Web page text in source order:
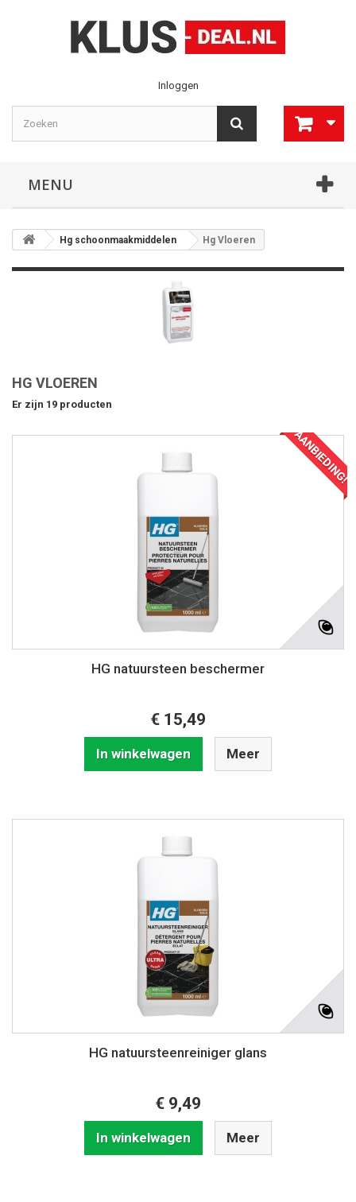
Inloggen
MENU
Hg schoonmaakmiddelen Hg Vloeren
HG VLOEREN
Er zijn 19 producten
AANBIEDING!
HG natuursteen beschermer
€ 15,49
In winkelwagen Meer
HG natuursteenreiniger glans
€ 9,49
In winkelwagen Meer